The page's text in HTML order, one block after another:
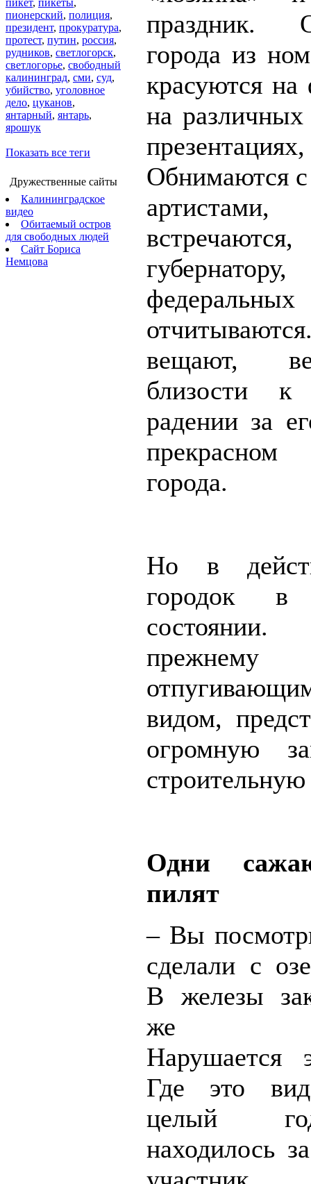
пикет, пикеты,
пионерский, полиция,
президент, прокуратура,
протест, путин, россия,
рудников, светлогорск,
светлогорье, свободный
калининград, сми, суд,
убийство, уголовное
дело, цуканов,
янтарный, янтарь,
ярошук
Показать все теги
Дружественные сайты
Калининградское
видео
Обитаемый остров
для свободных людей
Сайт Бориса
Немцова
праздник.
города из
красуются на
на различных
Обнимаются
губернатору,
вещают,
близости
радении за
города.
Но в
городок в
прежнему
видом,
огромную
Одни
пилят
– Вы
сделали с
В железы
же
Нарушается
Где это
целый
находилось